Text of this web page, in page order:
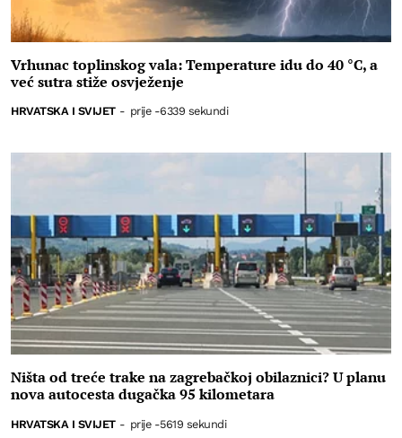
Vrhunac toplinskog vala: Temperature idu do 40 °C, a
već sutra stiže osvježenje
HRVATSKA I SVIJET - prije -6339 sekundi
Ništa od treće trake na zagrebačkoj obilaznici? U planu
nova autocesta dugačka 95 kilometara
HRVATSKA I SVIJET - prije -5619 sekundi